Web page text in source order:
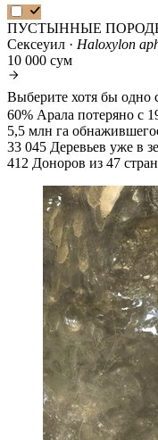
ПУСТЫННЫЕ
Сексеуил · Haloxylon
10 000 сум
Выберите хотя бы одно
60% Арала потеряно с
5,5 млн га
33 045 Деревьев уже в
412 Доноров из 47 стран